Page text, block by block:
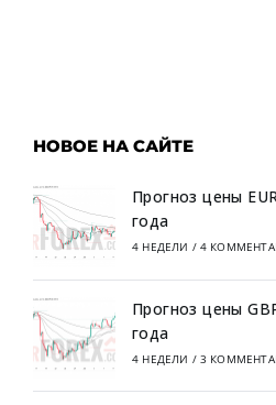
НОВОЕ НА САЙТЕ
Прогноз цены
года
4 НЕДЕЛИ / 4
Прогноз цены
года
4 НЕДЕЛИ / 3